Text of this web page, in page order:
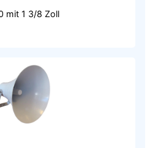
mit 1 3/8 Zoll